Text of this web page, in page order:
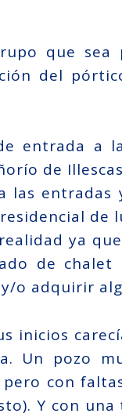
que sea
del
entrada a
de
las entradas
de
ya
de
o adquirir
inicios
Un pozo
con
Y con